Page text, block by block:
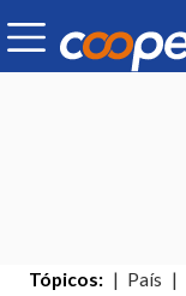
Tópicos: País